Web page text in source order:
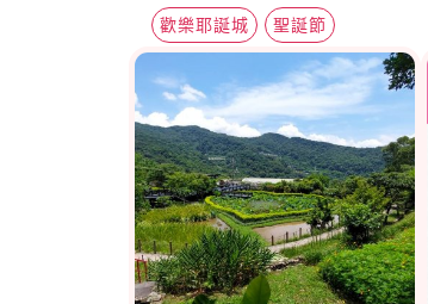
祝開跑
歡樂耶誕城 聖誕節
聖誕氣氛